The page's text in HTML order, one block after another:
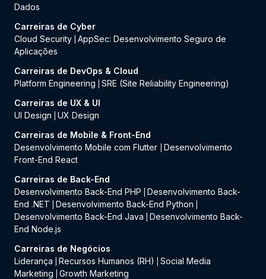
Dados
Carreiras de Cyber
Cloud Security AppSec: Desenvolvimento Seguro de
Aplicações
Carreiras de DevOps & Cloud
Platform Engineering
SRE (Site Reliability Engineering)
Carreiras de UX & UI
UI Design
UX Design
Carreiras de Mobile & Front-End
Desenvolvimento Mobile com Flutter
Desenvolvimento
Front-End React
Carreiras de Back-End
Desenvolvimento Back-End PHP
Desenvolvimento Back-
End .NET
Desenvolvimento Back-End Python
Desenvolvimento Back-End Java
Desenvolvimento Back-
End Node.js
Carreiras de Negócios
Liderança
Recursos Humanos (RH)
Social Media
Marketing
Growth Marketing